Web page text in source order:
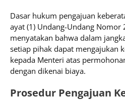
Dasar hukum pengajuan
ayat (1) Undang-Undang Nomor
menyatakan bahwa dalam
setiap pihak dapat mengajukan
kepada Menteri atas
dengan dikenai biaya.
Prosedur Pengajuan